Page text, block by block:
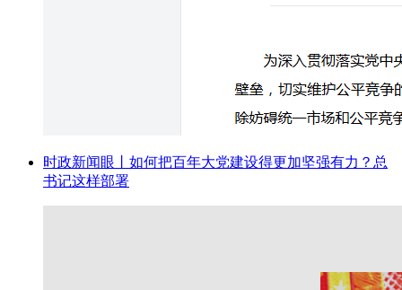
时政新闻眼丨如何把百年大党建设得更加坚强有力？总
书记这样部署